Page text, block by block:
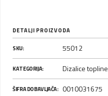
DETALJI PROIZVODA
SKU: 55012
KATEGORIJA: Dizalice topline
ŠIFRA DOBAVLJAČA: 0010031675